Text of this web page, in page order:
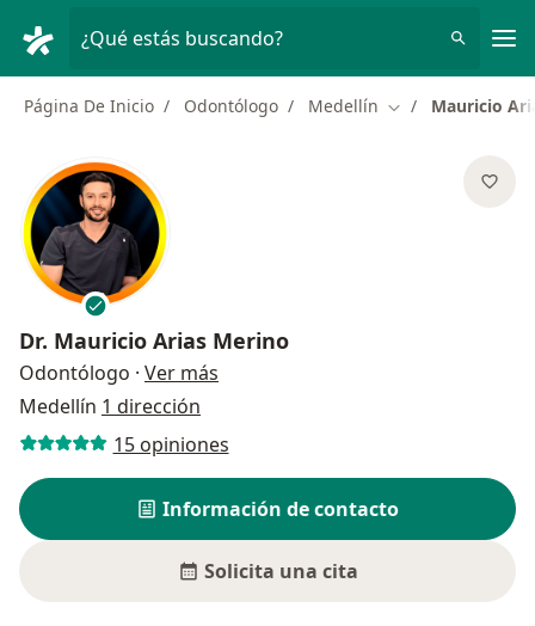
¿Qué estás buscando?
Página De Inicio Odontólogo Medellín Cambiar de
Mauricio
Dr. Mauricio Arias Merino
Odontólogo · Ver más
Medellín 1 dirección
15 opiniones
Información de contacto
Solicita una cita